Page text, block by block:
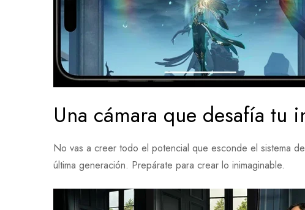
Una cámara que desafía tu
No vas a creer todo el potencial que esconde el sistema
última generación. Prepárate para crear lo inimaginable.